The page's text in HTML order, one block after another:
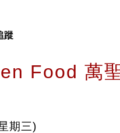
蹤
Food 萬
期三)